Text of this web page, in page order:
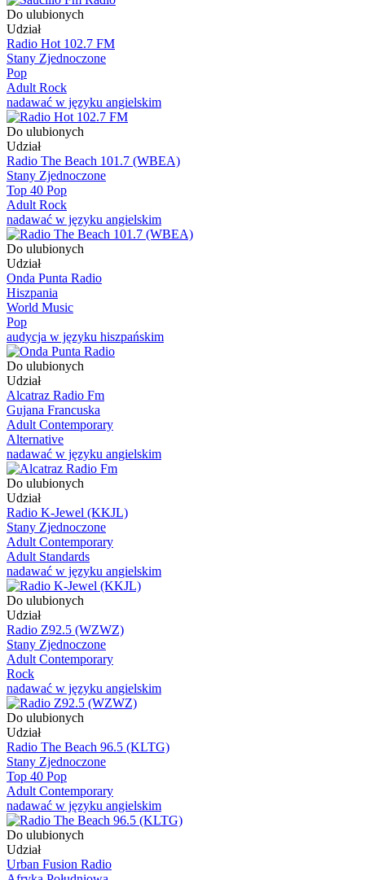
Do ulubionych
Udział
Radio Hot 102.7 FM
Stany Zjednoczone
Pop
Adult Rock
nadawać w języku angielskim
Do ulubionych
Udział
Radio The Beach 101.7 (WBEA)
Stany Zjednoczone
Top 40 Pop
Adult Rock
nadawać w języku angielskim
Do ulubionych
Udział
Onda Punta Radio
Hiszpania
World Music
Pop
audycja w języku hiszpańskim
Do ulubionych
Udział
Alcatraz Radio Fm
Gujana Francuska
Adult Contemporary
Alternative
nadawać w języku angielskim
Do ulubionych
Udział
Radio K-Jewel (KKJL)
Stany Zjednoczone
Adult Contemporary
Adult Standards
nadawać w języku angielskim
Do ulubionych
Udział
Radio Z92.5 (WZWZ)
Stany Zjednoczone
Adult Contemporary
Rock
nadawać w języku angielskim
Do ulubionych
Udział
Radio The Beach 96.5 (KLTG)
Stany Zjednoczone
Top 40 Pop
Adult Contemporary
nadawać w języku angielskim
Do ulubionych
Udział
Urban Fusion Radio